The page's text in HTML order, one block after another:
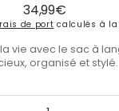
Prix
​​
habituel
34,99€
de port calculés à la
vie avec le sac à
organisé et stylé.